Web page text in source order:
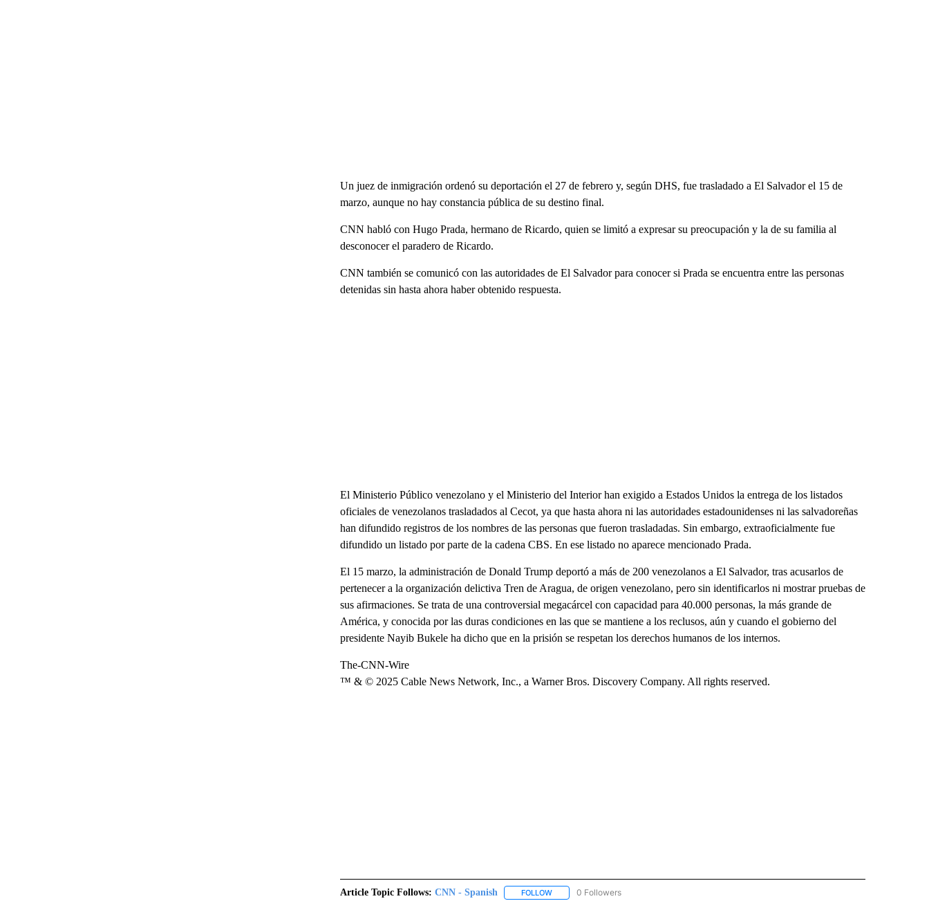
Un juez de inmigración ordenó su deportación el 27 de febrero y, según DHS, fue trasladado a El Salvador el 15 de
marzo, aunque no hay constancia pública de su destino final.
CNN habló con Hugo Prada, hermano de Ricardo, quien se limitó a expresar su preocupación y la de su familia al
desconocer el paradero de Ricardo.
CNN también se comunicó con las autoridades de El Salvador para conocer si Prada se encuentra entre las personas
detenidas sin hasta ahora haber obtenido respuesta.
El Ministerio Público venezolano y el Ministerio del Interior han exigido a Estados Unidos la entrega de los listados
oficiales de venezolanos trasladados al Cecot, ya que hasta ahora ni las autoridades estadounidenses ni las salvadoreñas
han difundido registros de los nombres de las personas que fueron trasladadas. Sin embargo, extraoficialmente fue
difundido un listado por parte de la cadena CBS. En ese listado no aparece mencionado Prada.
El 15 marzo, la administración de Donald Trump deportó a más de 200 venezolanos a El Salvador, tras acusarlos de
pertenecer a la organización delictiva Tren de Aragua, de origen venezolano, pero sin identificarlos ni mostrar pruebas de
sus afirmaciones. Se trata de una controversial megacárcel con capacidad para 40.000 personas, la más grande de
América, y conocida por las duras condiciones en las que se mantiene a los reclusos, aún y cuando el gobierno del
presidente Nayib Bukele ha dicho que en la prisión se respetan los derechos humanos de los internos.
The-CNN-Wire
™ & © 2025 Cable News Network, Inc., a Warner Bros. Discovery Company. All rights reserved.
Article Topic Follows: CNN - Spanish FOLLOWFOLLOW "CNN - SPANISH" TO RECEIVE NOTIFICATIONS ABOUT NEW PAGES ON "CNN - SPANISH".
0 Followers